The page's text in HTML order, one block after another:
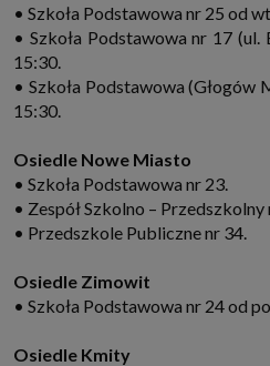
• Szkoła Podstawowa nr 25 od
• Szkoła Podstawowa nr 17
15:30.
• Szkoła Podstawowa (Głogów
15:30.
Osiedle Nowe Miasto
• Szkoła Podstawowa nr 23.
• Zespół Szkolno – Przedszkolny
• Przedszkole Publiczne nr 34.
Osiedle Zimowit
• Szkoła Podstawowa nr 24 od
Osiedle Kmity